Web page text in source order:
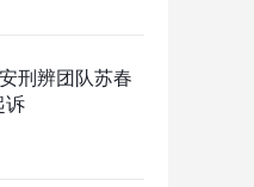
刑辨团队苏春
诉